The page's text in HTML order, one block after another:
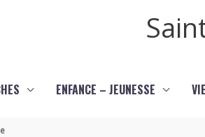
ENFANCE – JEUNESSE